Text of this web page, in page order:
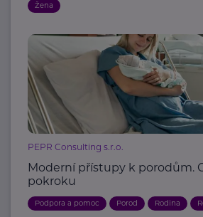
Žena
PEPR Consulting s.r.o.
Moderní přístupy k porodům.
pokroku
Podpora a pomoc Porod Rodina